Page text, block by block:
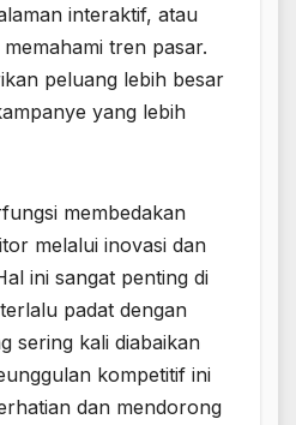
interaktif, atau
tren pasar.
peluang lebih besar
yang lebih
membedakan
melalui inovasi dan
ini sangat penting di
padat dengan
sering kali diabaikan
kompetitif ini
dan mendorong